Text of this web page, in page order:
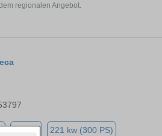
regionalen Angebot.
221 kw (300 PS)